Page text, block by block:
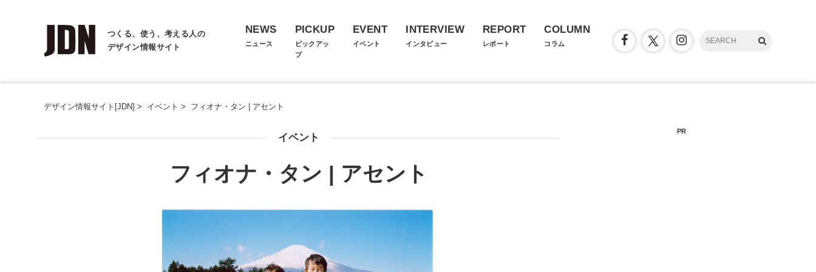
つくる、使う、考える人の
デザイン情報サイト
NEWS
ニュース
PICKUP
ピックアッ
プ
EVENT
イベント
INTERVIEW
インタビュー
REPORT
レポート
COLUMN
コラム
デザイン情報サイト[JDN] > イベント > フィオナ・タン | アセント
イベント
フィオナ・タン | アセント
PR